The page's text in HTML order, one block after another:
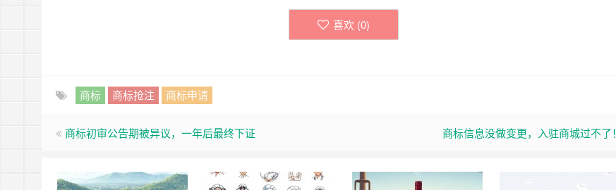
喜欢 (0)
商标 商标抢注 商标申请
商标初审公告期被异议，一年后最终下证 商标信息没做变更，入驻商城过不了！